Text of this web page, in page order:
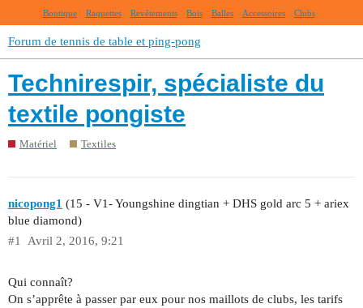
Boutique Raquettes Revêtements Bois Balles Accessoires Clubs
Forum de tennis de table et ping-pong
Technirespir, spécialiste du
textile pongiste
Matériel Textiles
nicopong1 (15 - V1- Youngshine dingtian + DHS gold arc 5 + ariex
blue diamond)
Avril 2, 2016, 9:21
#1
Qui connaît?
On s’apprête à passer par eux pour nos maillots de clubs, les tarifs